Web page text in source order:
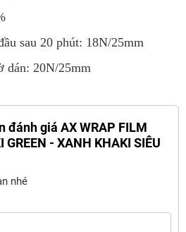
sau 20 phút: 18N/25mm
dán: 20N/25mm
đánh giá AX WRAP FILM
GREEN - XANH KHAKI SIÊU
nhé